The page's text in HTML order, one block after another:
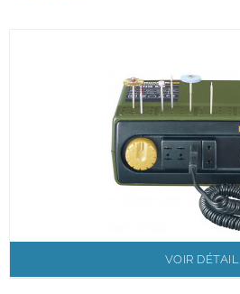
VOIR DÉTAIL